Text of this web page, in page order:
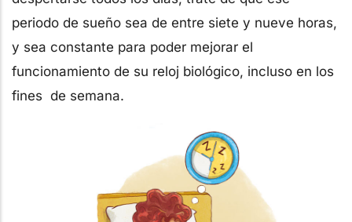
periodo de sueño sea de entre siete y nueve horas,
y sea constante para poder mejorar el
funcionamiento de su reloj biológico, incluso en los
fines de semana.